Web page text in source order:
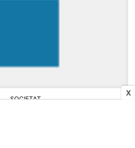
X
SOCIETAT